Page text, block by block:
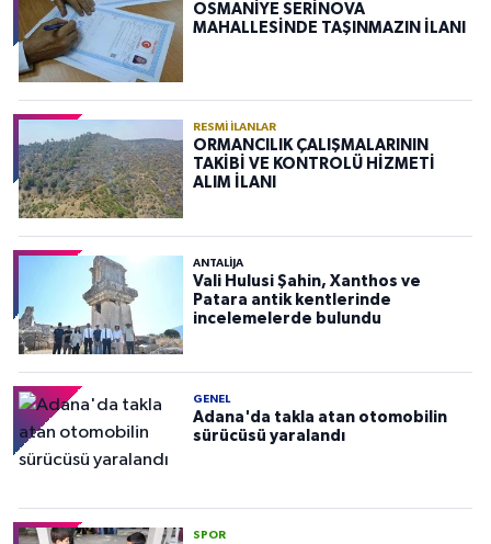
OSMANİYE SERİNOVA
MAHALLESİNDE TAŞINMAZIN İLANI
RESMI İLANLAR
ORMANCILIK ÇALIŞMALARININ
TAKİBİ VE KONTROLÜ HİZMETİ
ALIM İLANI
ANTALIJA
Vali Hulusi Şahin, Xanthos ve
Patara antik kentlerinde
incelemelerde bulundu
GENEL
Adana'da takla atan otomobilin
sürücüsü yaralandı
SPOR